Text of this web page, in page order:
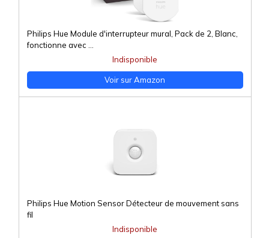
Philips Hue Module d'interrupteur mural, Pack de 2, Blanc,
fonctionne avec ...
Indisponible
Voir sur Amazon
Philips Hue Motion Sensor Détecteur de mouvement sans
fil
Indisponible